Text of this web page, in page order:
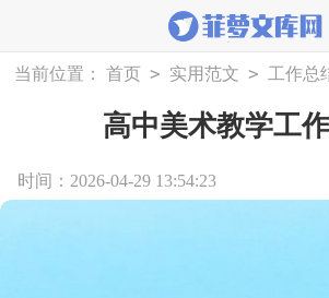
当前位置： 首页 > 实用范文 > 工作总
高中美术教学工
时间：2026-04-29 13:54:23